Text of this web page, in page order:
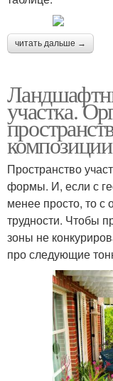
читать дальше →
участка.
композиции
Пространство
формы. И, если с
менее просто, то с
трудности. Чтобы
зоны не
про следующие